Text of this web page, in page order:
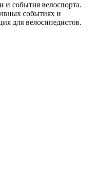
события велоспорта.
событиях и
для велосипедистов.